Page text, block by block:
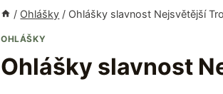
/ Ohlášky / Ohlášky slavnost Nejsvětější
OHLÁŠKY
Ohlášky slavnost